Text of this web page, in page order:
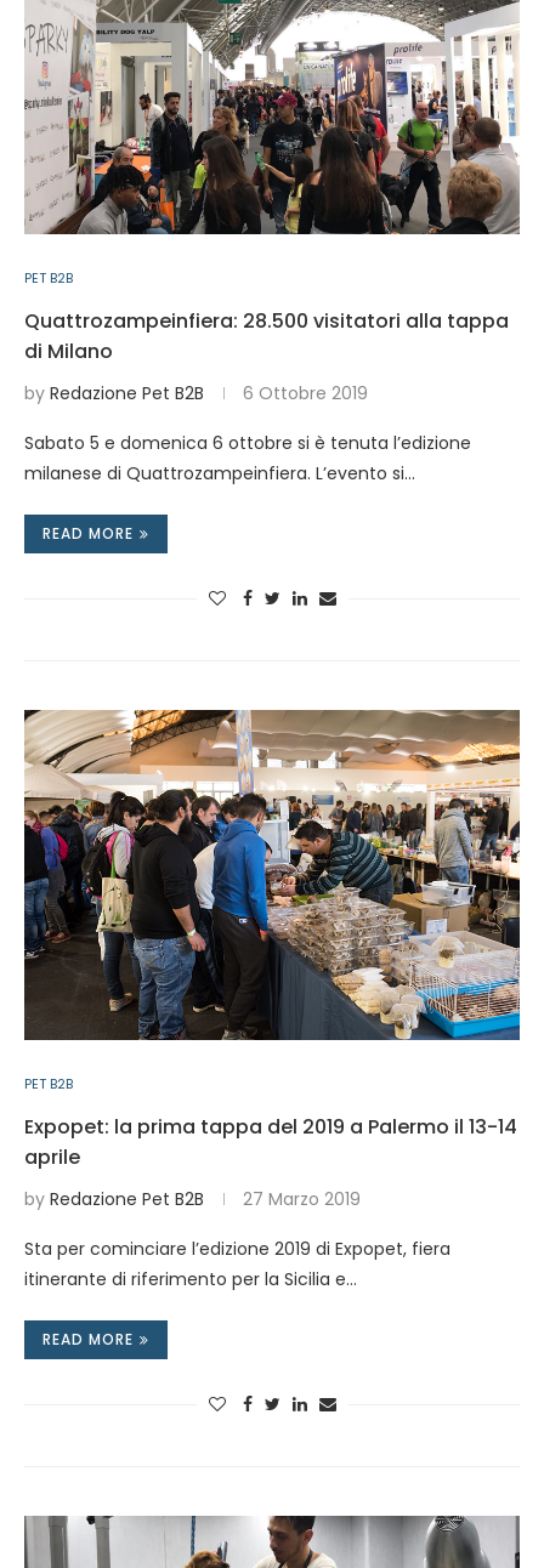
PET B2B
Quattrozampeinfiera: 28.500 visitatori alla tappa
di Milano
by Redazione Pet B2B 6 Ottobre 2019
Sabato 5 e domenica 6 ottobre si è tenuta l’edizione
milanese di Quattrozampeinfiera. L’evento si…
READ MORE
PET B2B
Expopet: la prima tappa del 2019 a Palermo il 13-14
aprile
by Redazione Pet B2B 27 Marzo 2019
Sta per cominciare l’edizione 2019 di Expopet, fiera
itinerante di riferimento per la Sicilia e…
READ MORE